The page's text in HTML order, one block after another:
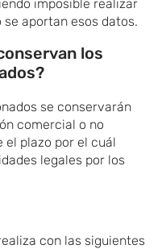
imposible realizar
se aportan esos datos.
los
se conservarán
comercial o no
el plazo por el cuál
legales por los
con las siguientes